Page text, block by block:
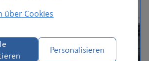
über Cookies
Personalisieren